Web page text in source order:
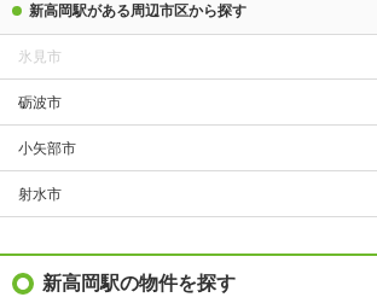
新高岡駅がある周辺市区から探す
氷見市
砺波市
小矢部市
射水市
新高岡駅の物件を探す